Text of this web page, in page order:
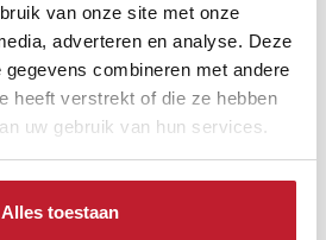
van onze site met onze
adverteren en analyse. Deze
combineren met andere
heeft verstrekt of die ze hebben
uw gebruik van hun services.
Alles toestaan
Tender